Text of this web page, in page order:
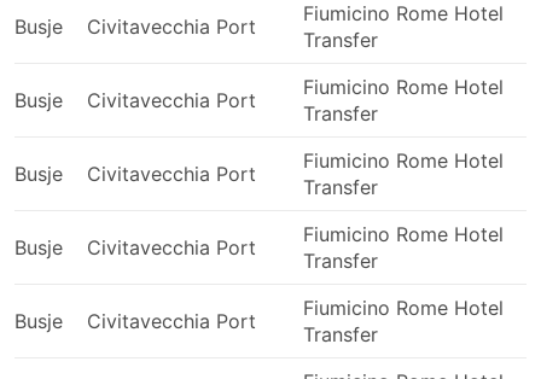
Busjes kunnen de enige manier zijn om sommige
van de meest afgelegen bestemmingen te
verbonden zijn met grote bussen of treinen.
Busjes kunnen je ook naar sommige eilanden
brengen die met het vasteland verbonden zijn
door grote autoveerboten die door grote bussen
Omdat busjes kleiner zijn dan grote bussen, zijn
busjes wendbaarder op de weg. Dit resulteert
bestemming niet ver weg is.
Hoewel busjes onderweg een officiële halte
Busje Civitavecchia Port
Fiumicino Rome Hotel
Transfer
Busje Civitavecchia Port
Fiumicino Rome Hotel
Transfer
Busje Civitavecchia Port
Fiumicino Rome Hotel
Transfer
Busje Civitavecchia Port
Fiumicino Rome Hotel
Transfer
Busje Civitavecchia Port
Fiumicino Rome Hotel
Transfer